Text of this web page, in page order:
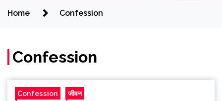
Home Confession
Confession
Confession जीवन